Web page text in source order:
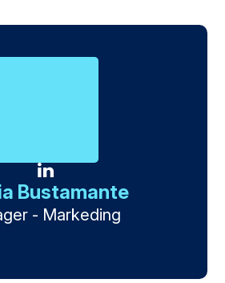
Bustamante
- Markeding